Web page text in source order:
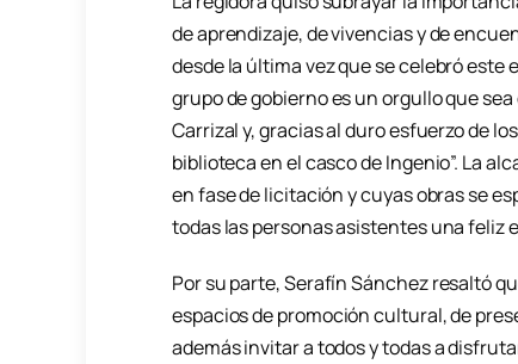
de aprendizaje, de vivencias y de
desde la última vez que se celebró
grupo de gobierno es un orgullo que
Carrizal y, gracias al duro esfuerzo de
biblioteca en el casco de Ingenio”. La
en fase de licitación y cuyas obras se
todas las personas asistentes una feliz
Por su parte, Serafín Sánchez resaltó
espacios de promoción cultural, de
además invitar a todos y todas a